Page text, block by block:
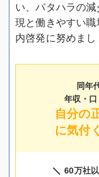
い、パタハラの
現と働きやすい
内啓発に努めまし
同年
年収・
自分の
に気付
60万社